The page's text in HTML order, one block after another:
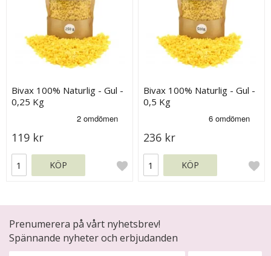
Bivax 100% Naturlig - Gul -
0,25 Kg
119 kr
KÖP
Bivax 100% Naturlig - Gul -
0,5 Kg
236 kr
KÖP
Prenumerera på vårt nyhetsbrev!
Spännande nyheter och erbjudanden